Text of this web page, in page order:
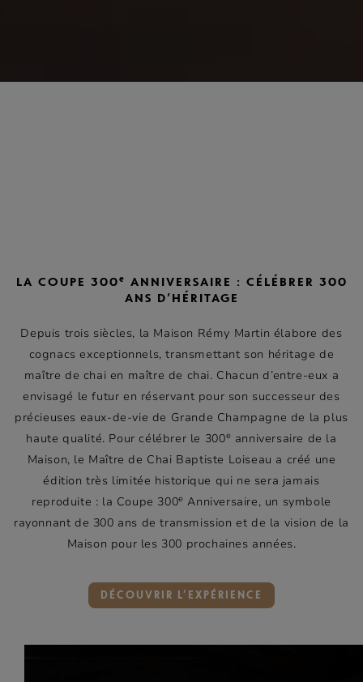
LA COUPE 300e
ANNIVERSAIRE : CÉLÉBRER 300
ANS D’HÉRITAGE
Depuis trois siècles, la Maison Rémy Martin élabore des
cognacs exceptionnels, transmettant son héritage de
maître de chai en maître de chai. Chacun d’entre-eux a
envisagé le futur en réservant pour son successeur des
précieuses eaux-de-vie de Grande Champagne de la plus
haute qualité. Pour célébrer le 300e anniversaire de la
Maison, le Maître de Chai Baptiste Loiseau a créé une
édition très limitée historique qui ne sera jamais
reproduite : la Coupe 300e Anniversaire, un symbole
rayonnant de 300 ans de transmission et de la vision de la
Maison pour les 300 prochaines années.
DÉCOUVRIR L’EXPÉRIENCE